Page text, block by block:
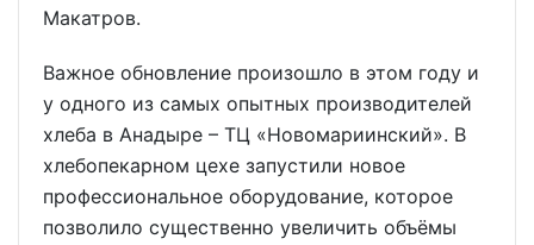
Макатров.
Важное обновление произошло в этом году и
у одного из самых опытных производителей
хлеба в Анадыре – ТЦ «Новомариинский». В
хлебопекарном цехе запустили новое
профессиональное оборудование, которое
позволило существенно увеличить объёмы